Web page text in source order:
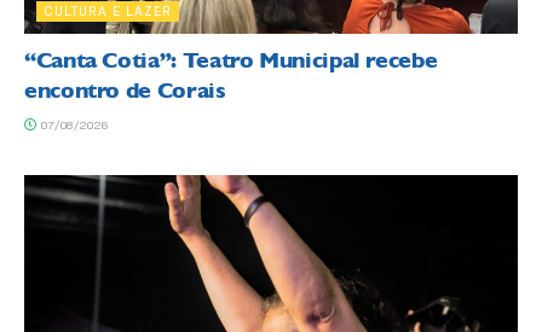
CULTURA E LAZER
“Canta Cotia”: Teatro Municipal recebe
encontro de Corais
07/08/2026